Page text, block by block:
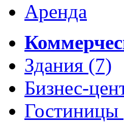
Аренда
Здания (7)
Бизнес-
Гостиницы